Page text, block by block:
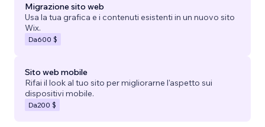
Migrazione sito web
Usa la tua grafica e i contenuti esistenti in un nuovo sito
Wix.
Da600 $
Sito web mobile
Rifai il look al tuo sito per migliorarne l'aspetto sui
dispositivi mobile.
Da200 $